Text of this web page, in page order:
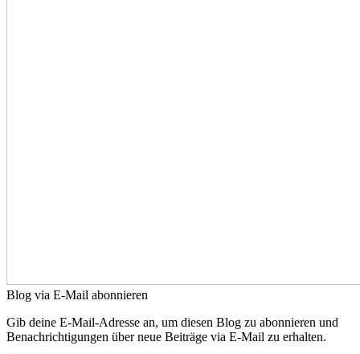
Blog via E-Mail abonnieren
Gib deine E-Mail-Adresse an, um diesen Blog zu abonnieren und
Benachrichtigungen über neue Beiträge via E-Mail zu erhalten.